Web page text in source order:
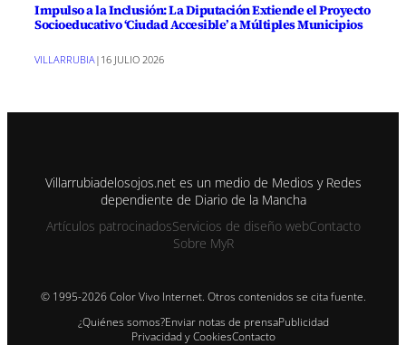
Impulso a la Inclusión: La Diputación Extiende el Proyecto
Socioeducativo ‘Ciudad Accesible’ a Múltiples Municipios
VILLARRUBIA | 16 JULIO 2026
Villarrubiadelosojos.net es un medio de Medios y Redes
dependiente de Diario de la Mancha
Artículos patrocinadosServicios de diseño webContacto
Sobre MyR
© 1995-2026 Color Vivo Internet. Otros contenidos se cita fuente.
¿Quiénes somos?Enviar notas de prensaPublicidad
Privacidad y CookiesContacto